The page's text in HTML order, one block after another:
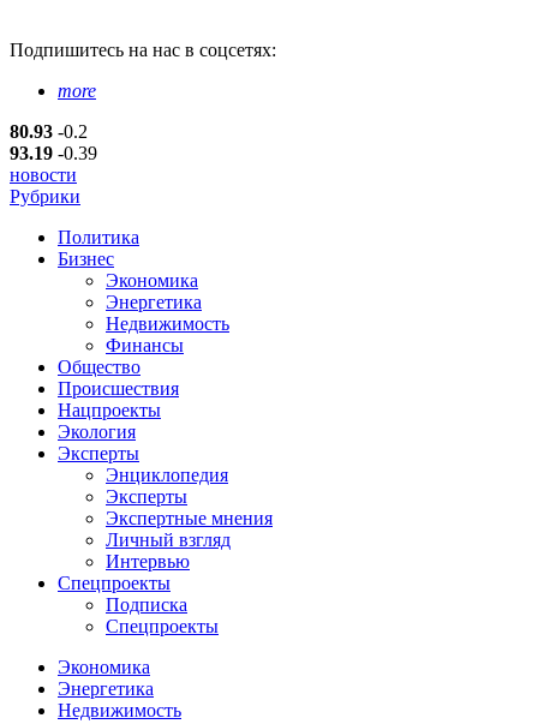
Подпишитесь на нас в соцсетях:
more
80.93 -0.2
93.19 -0.39
новости
Рубрики
Политика
Бизнес
Экономика
Энергетика
Недвижимость
Финансы
Общество
Происшествия
Нацпроекты
Экология
Эксперты
Энциклопедия
Эксперты
Экспертные мнения
Личный взгляд
Интервью
Спецпроекты
Подписка
Спецпроекты
Экономика
Энергетика
Недвижимость